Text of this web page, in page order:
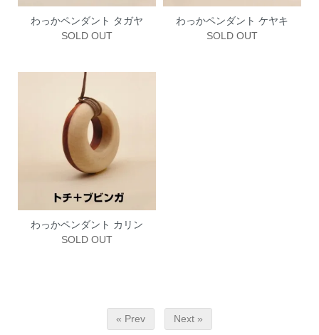
わっかペンダント タガヤ
SOLD OUT
わっかペンダント ケヤキ
SOLD OUT
わっかペンダント カリン
SOLD OUT
« Prev Next »